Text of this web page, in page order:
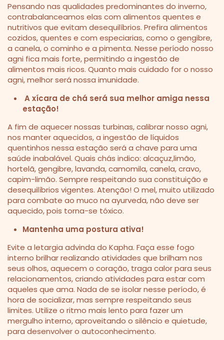
Pensando nas qualidades predominantes do inverno,
contrabalanceamos elas com alimentos quentes e
nutritivos que evitam desequilíbrios. Prefira alimentos
cozidos, quentes e com especiarias, como o gengibre,
a canela, o cominho e a pimenta. Nesse período nosso
agni fica mais forte, permitindo a ingestão de
alimentos mais ricos. Quanto mais cuidado for o nosso
agni, melhor será nossa imunidade.
A xícara de chá será sua melhor amiga nessa
estação!
A fim de aquecer nossas turbinas, calibrar nosso agni,
nos manter aquecidos, a ingestão de líquidos
quentinhos nessa estação será a chave para uma
saúde inabalável. Quais chás indico: alcaçuz,limão,
hortelã, gengibre, lavanda, camomila, canela, cravo,
capim-limão. Sempre respeitando sua constituição e
desequilíbrios vigentes. Atenção! O mel, muito utilizado
para combate ao muco na ayurveda, não deve ser
aquecido, pois torna-se tóxico.
Mantenha uma postura ativa!
Evite a letargia advinda do Kapha. Faça esse fogo
interno brilhar realizando atividades que brilham nos
seus olhos, aquecem o coração, traga calor para seus
relacionamentos, criando atividades para estar com
aqueles que ama. Nada de se isolar nesse período, é
hora de socializar, mas sempre respeitando seus
limites. Utilize o ritmo mais lento para fazer um
mergulho interno, aproveitando o silêncio e quietude,
para desenvolver o autoconhecimento.